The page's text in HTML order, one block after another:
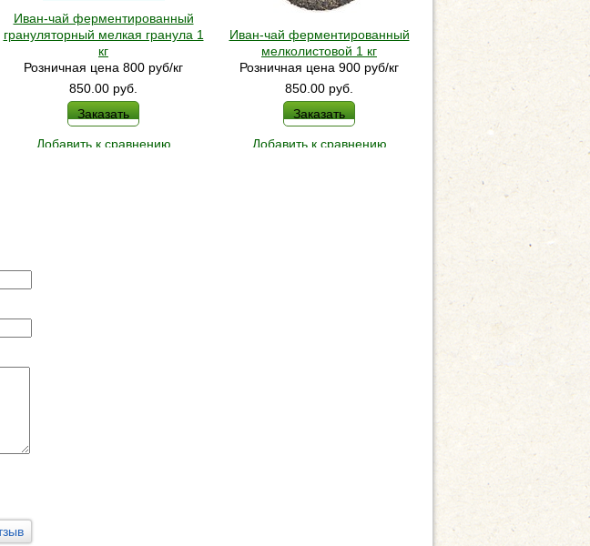
Иван-чай ферментированный
грануляторный мелкая гранула 1
кг
Розничная цена 800 руб/кг
850.00 руб.
Заказать
Добавить к сравнению
Иван-чай ферментированный
мелколистовой 1 кг
Розничная цена 900 руб/кг
850.00 руб.
Заказать
Добавить к сравнению